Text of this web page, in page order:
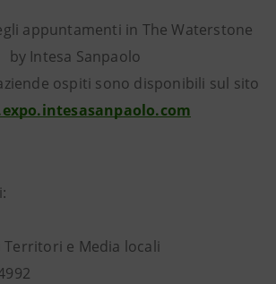
appuntamenti in The Waterstone
by Intesa Sanpaolo
ospiti sono disponibili sul sito
Territori e Media locali